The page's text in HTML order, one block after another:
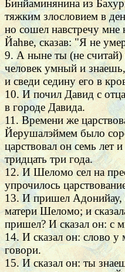
Бинйаминянина из
тяжким злословием в
но сошел навстречу мне
Йаhве, сказав: "Я не
9. А ныне ты (не считай)
человек умный и
и сведи седину его в
10. И почил Давид с
в городе Давида.
11. Времени же
Йерушалэймем было
царствовал он семь лет
тридцать три года.
12. И Шеломо сел на
упрочилось
13. И пришел Адонийау,
матери Шеломо; и
пришел? И сказал он: с
14. И сказал он: слово у
говори.
15. И сказал он: ты